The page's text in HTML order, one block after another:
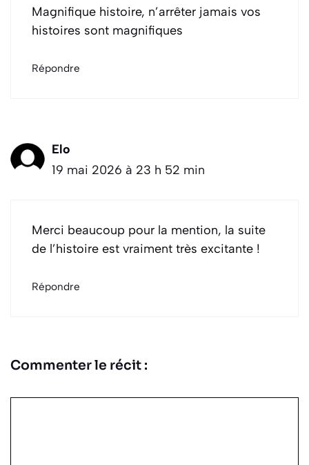
Magnifique histoire, n’arrêter jamais vos
histoires sont magnifiques
Répondre
Elo
19 mai 2026 à 23 h 52 min
Merci beaucoup pour la mention, la suite
de l’histoire est vraiment très excitante !
Répondre
Commenter le récit :